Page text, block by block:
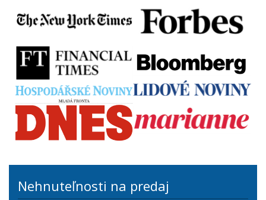
Nehnuteľnosti na predaj